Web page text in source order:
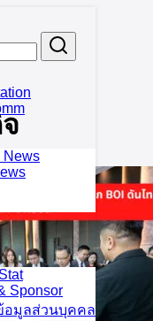
News
Sponsor
อมูลส่วนบุคคล